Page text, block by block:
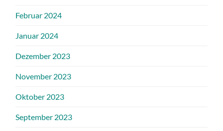
Februar 2024
Januar 2024
Dezember 2023
November 2023
Oktober 2023
September 2023